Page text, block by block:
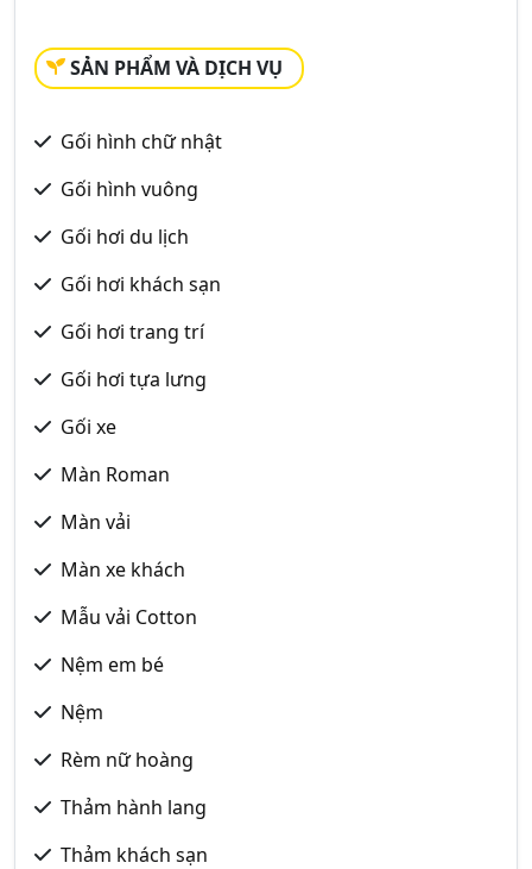
SẢN PHẨM VÀ DỊCH VỤ
Gối hình chữ nhật
Gối hình vuông
Gối hơi du lịch
Gối hơi khách sạn
Gối hơi trang trí
Gối hơi tựa lưng
Gối xe
Màn Roman
Màn vải
Màn xe khách
Mẫu vải Cotton
Nệm em bé
Nệm
Rèm nữ hoàng
Thảm hành lang
Thảm khách sạn